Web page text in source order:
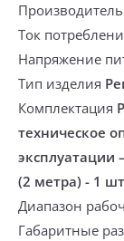
Ток
Напряжение
Тип изделия
Комплектация
техническое
эксплуатации
(2 метра) - 1
Диапазон
Габаритные